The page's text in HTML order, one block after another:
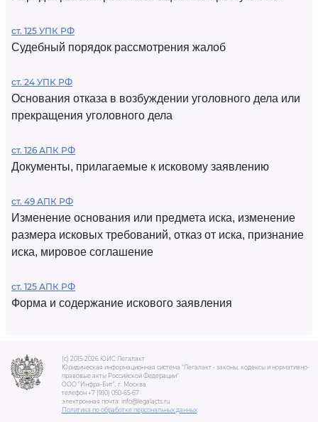
ст. 125 УПК РФ
Судебный порядок рассмотрения жалоб
ст. 24 УПК РФ
Основания отказа в возбуждении уголовного дела или
прекращения уголовного дела
ст. 126 АПК РФ
Документы, прилагаемые к исковому заявлению
ст. 49 АПК РФ
Изменение основания или предмета иска, изменение
размера исковых требований, отказ от иска, признание
иска, мировое соглашение
ст. 125 АПК РФ
Форма и содержание искового заявления
(c) 2015-2026 ЮИС Легалакт
Юридическая информационная система "Легалакт - законы, кодексы и нормативно-
правовые акты Российской Федерации"
ООО "Инфра-Бит", г. Москва.
телефон +7 (910) 050-65-67
электронная почта: info@legalacts.ru
Политика по обработке персональных данных